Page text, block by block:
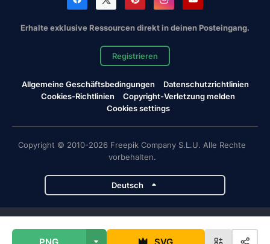
Erhalte exklusive Ressourcen direkt in deinen Posteingang.
Registrieren
Allgemeine Geschäftsbedingungen
Datenschutzrichtlinien
Cookies-Richtlinien
Copyright-Verletzung melden
Cookies settings
Copyright © 2010-2026 Freepik Company S.L.U. Alle Rechte
vorbehalten.
Deutsch